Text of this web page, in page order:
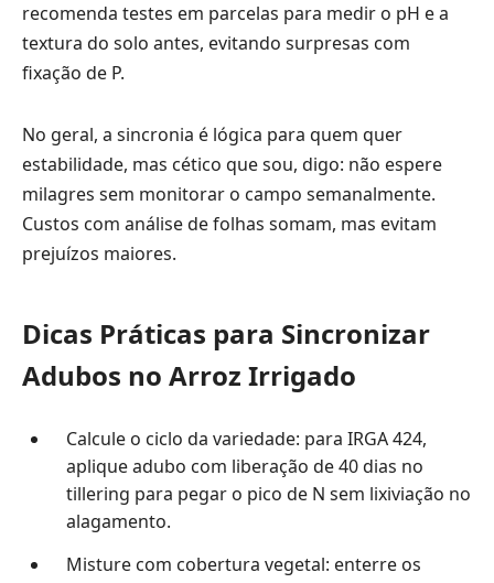
recomenda testes em parcelas para medir o pH e a
textura do solo antes, evitando surpresas com
fixação de P.
No geral, a sincronia é lógica para quem quer
estabilidade, mas cético que sou, digo: não espere
milagres sem monitorar o campo semanalmente.
Custos com análise de folhas somam, mas evitam
prejuízos maiores.
Dicas Práticas para Sincronizar
Adubos no Arroz Irrigado
Calcule o ciclo da variedade: para IRGA 424,
aplique adubo com liberação de 40 dias no
tillering para pegar o pico de N sem lixiviação no
alagamento.
Misture com cobertura vegetal: enterre os